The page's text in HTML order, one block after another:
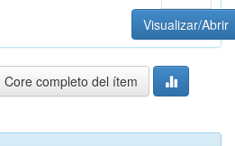
Visualizar/Abrir
completo del ítem